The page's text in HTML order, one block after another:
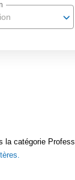
la catégorie